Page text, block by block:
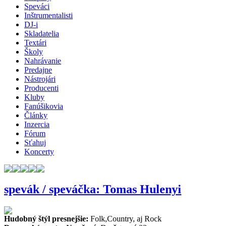
Speváci
Inštrumentalisti
DJ-i
Skladatelia
Textári
Školy
Nahrávanie
Predajne
Nástrojári
Producenti
Kluby
Fanúšikovia
Články
Inzercia
Fórum
Sťahuj
Koncerty
spevák / speváčka: Tomas Hulenyi
Hudobný štýl presnejšie: Folk,Country, aj Rock